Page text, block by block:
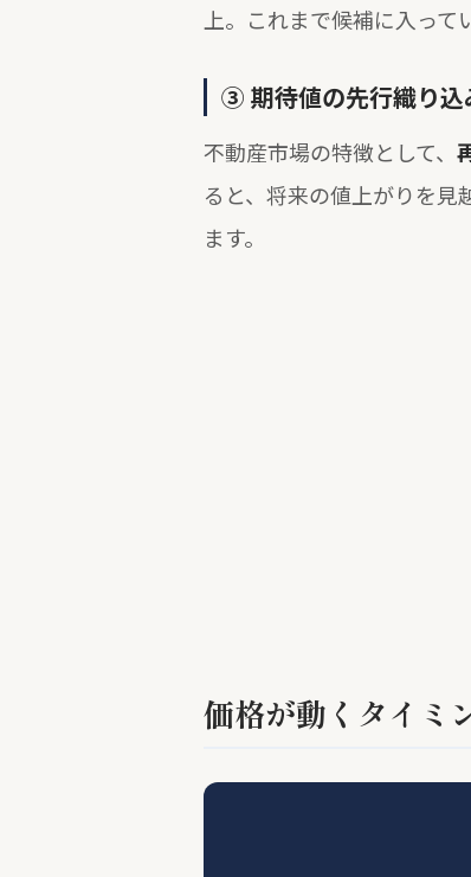
上。これまで候補に入っ
③ 期待値の先行織り込
不動産市場の特徴として、
ると、将来の値上がりを見
ます。
価格が動くタイミ